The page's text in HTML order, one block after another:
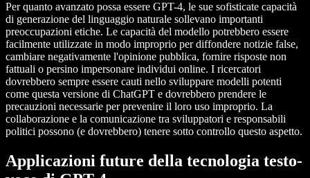
Per quanto avanzato possa essere GPT-4, le sue sofisticate capacità
di generazione del linguaggio naturale sollevano importanti
preoccupazioni etiche. Le capacità del modello potrebbero essere
facilmente utilizzate in modo improprio per diffondere notizie false,
cambiare negativamente l'opinione pubblica, fornire risposte non
fattuali o persino impersonare individui online. I ricercatori
dovrebbero sempre essere cauti nello sviluppare modelli potenti
come questa versione di ChatGPT e dovrebbero prendere le
precauzioni necessarie per prevenire il loro uso improprio. La
collaborazione e la comunicazione tra sviluppatori e responsabili
politici possono (e dovrebbero) tenere sotto controllo questo aspetto.
Applicazioni future della tecnologia testo-